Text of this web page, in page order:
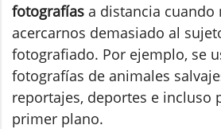
fotografías a distancia cuando
acercarnos demasiado al
fotografiado. Por ejemplo, se
fotografías de animales
reportajes, deportes e incluso
primer plano.